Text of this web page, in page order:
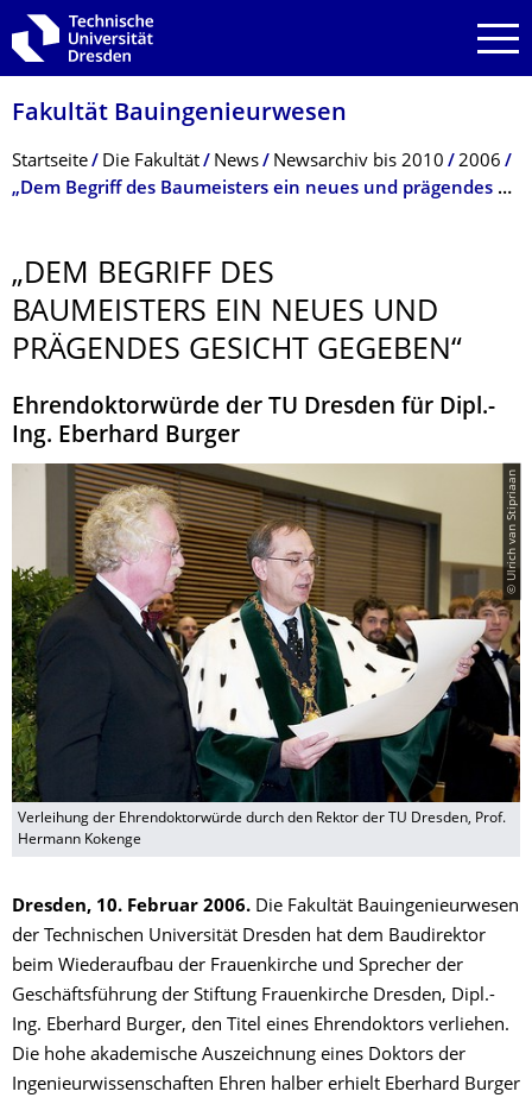
Zur Hauptnavigation springen
Zur Suche springen
Zum Inhalt springen
Fakultät Bauingenieurwesen
Breadcrumb-Menü
Startseite Die Fakultät News Newsarchiv bis 2010
2006
„Dem Begriff des Baumeisters ein neues und prägendes Gesicht gegeben“
„DEM BEGRIFF DES
BAUMEISTERS EIN NEUES UND
PRÄGENDES GESICHT GEGEBEN“
Ehrendoktorwürde der TU Dresden für Dipl.-
Ing. Eberhard Burger
© Ulrich van Stipriaan
Verleihung der Ehrendoktorwürde durch den Rektor der TU Dresden, Prof.
Hermann Kokenge
Dresden, 10. Februar 2006. Die Fakultät Bauingenieurwesen
der Technischen Universität Dresden hat dem Baudirektor
beim Wiederaufbau der Frauenkirche und Sprecher der
Geschäftsführung der Stiftung Frauenkirche Dresden, Dipl.-
Ing. Eberhard Burger, den Titel eines Ehrendoktors verliehen.
Die hohe akademische Auszeichnung eines Doktors der
Ingenieurwissenschaften Ehren halber erhielt Eberhard Burger